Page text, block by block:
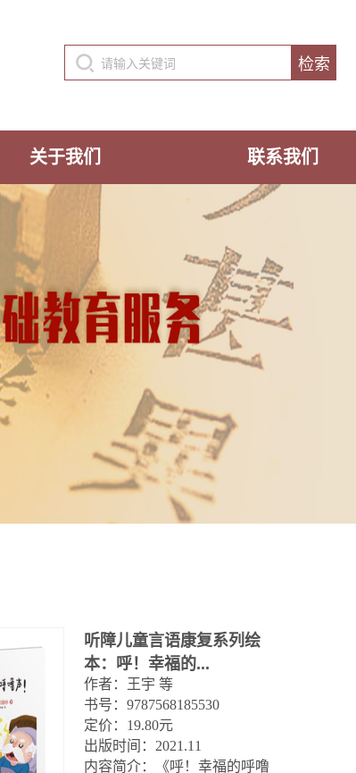
关于我们 联系我们
听障儿童言语康复系列绘
本：呼！幸福的...
作者：王宇 等
书号：9787568185530
定价：19.80元
出版时间：2021.11
内容简介：《呼！幸福的呼噜